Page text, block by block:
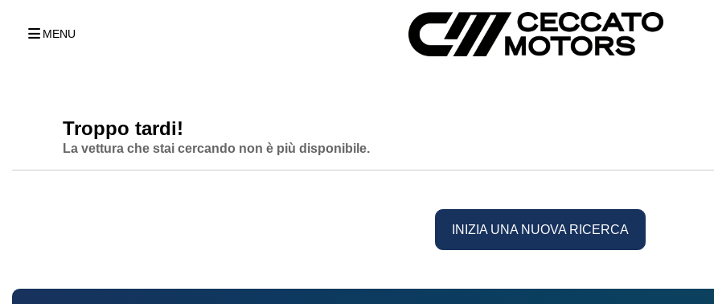
MENU
Troppo tardi!
La vettura che stai cercando non è più disponibile.
INIZIA UNA NUOVA RICERCA